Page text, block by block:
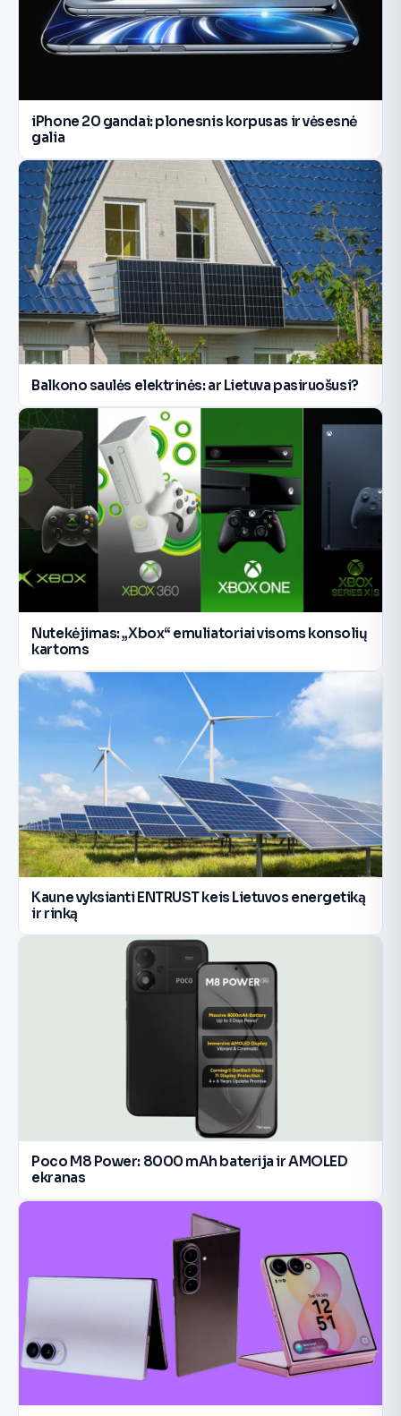
iPhone 20 gandai: plonesnis korpusas ir vėsesnė
galia
Balkono saulės elektrinės: ar Lietuva pasiruošusi?
Nutekėjimas: „Xbox“ emuliatoriai visoms konsolių
kartoms
Kaune vyksianti ENTRUST keis Lietuvos energetiką
ir rinką
Poco M8 Power: 8000 mAh baterija ir AMOLED
ekranas